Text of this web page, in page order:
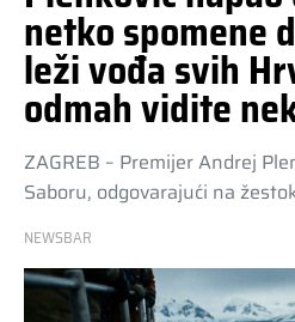
netko spomene
leži vođa svih
odmah vidite
ZAGREB – Premijer Andrej
Saboru, odgovarajući na
NEWSBAR